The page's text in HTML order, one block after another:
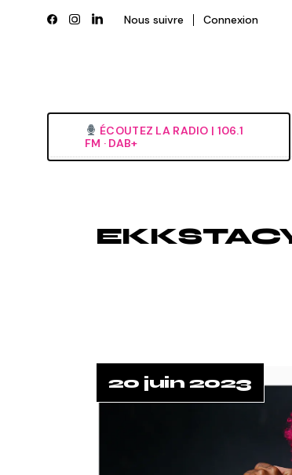
Nous suivre Connexion
ÉCOUTEZ LA RADIO‎ | ‎106.1
FM · DAB+
20 juin 2023